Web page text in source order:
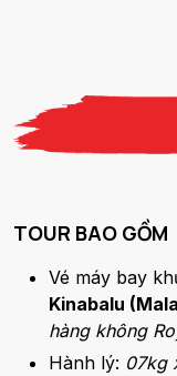
TOUR BAO GỒM
Vé máy bay
Kinabalu
hàng không
Hành lý: 07kg